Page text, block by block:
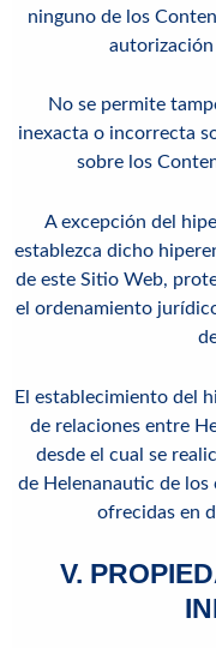
ninguno de los
autorización
No se permite
inexacta o incorrecta
sobre los
A excepción del
establezca dicho
de este Sitio Web,
el ordenamiento
El establecimiento del
de relaciones entre
desde el cual se
de Helenanautic de
ofrecidas en
V.